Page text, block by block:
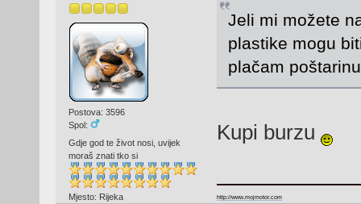
Postova: 3596
Spol:
Gdje god te život nosi, uvijek
moraš znati tko si
Mjesto: Rijeka
Jeli mi možete
plastike mogu
plačam
Kupi burzu
http://www.mojmotor.com